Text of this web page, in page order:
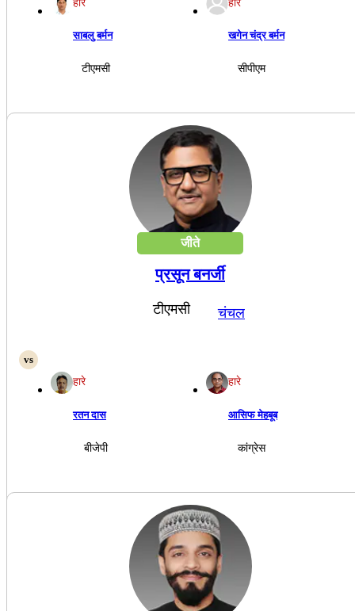
हारे
साबलु बर्मन
टीएमसी
हारे
खगेन चंद्र बर्मन
सीपीएम
जीते
प्रसून बनर्जी
टीएमसी चंचल
हारे
रतन दास
बीजेपी
हारे
आसिफ मेहबूब
कांग्रेस